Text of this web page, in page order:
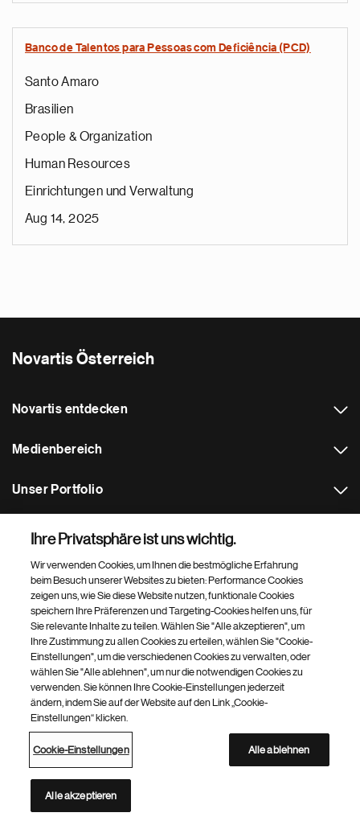
Banco de Talentos para Pessoas com Deficiência (PCD)
Santo Amaro
Brasilien
People & Organization
Human Resources
Einrichtungen und Verwaltung
Aug 14, 2025
Novartis Österreich
Novartis entdecken
Medienbereich
Unser Portfolio
Weitere Novartis Websites
Footer Site Search
Footer
Bottom
© 2026 Novartis Pharma GmbH
Datenschutzerklärung
Impressum
Cookie-Einstellungen Barrierefreiheit Site Map
Novartis Site Directory
Diese Website richtet sich an Personen in Österreich.
Ihre Privatsphäre ist uns wichtig.
Wir verwenden Cookies, um Ihnen die bestmögliche Erfahrung
beim Besuch unserer Websites zu bieten: Performance Cookies
zeigen uns, wie Sie diese Website nutzen, funktionale Cookies
speichern Ihre Präferenzen und Targeting-Cookies helfen uns, für
Sie relevante Inhalte zu teilen. Wählen Sie "Alle akzeptieren", um
Ihre Zustimmung zu allen Cookies zu erteilen, wählen Sie "Cookie-
Einstellungen", um die verschiedenen Cookies zu verwalten, oder
wählen Sie "Alle ablehnen", um nur die notwendigen Cookies zu
verwenden. Sie können Ihre Cookie-Einstellungen jederzeit
ändern, indem Sie auf der Website auf den Link „Cookie-
Einstellungen“ klicken.
Cookie-Einstellungen Alle ablehnen
Alle akzeptieren